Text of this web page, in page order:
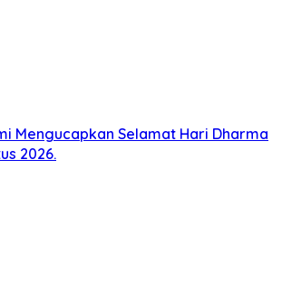
Mengucapkan Selamat Hari Dharma
2026.